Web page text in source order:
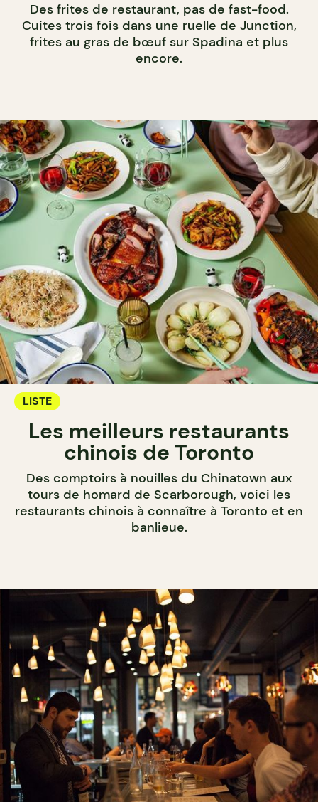
Des frites de restaurant, pas de fast-food.
Cuites trois fois dans une ruelle de Junction,
frites au gras de bœuf sur Spadina et plus
encore.
LISTE
Les meilleurs restaurants
chinois de Toronto
Des comptoirs à nouilles du Chinatown aux
tours de homard de Scarborough, voici les
restaurants chinois à connaître à Toronto et en
banlieue.